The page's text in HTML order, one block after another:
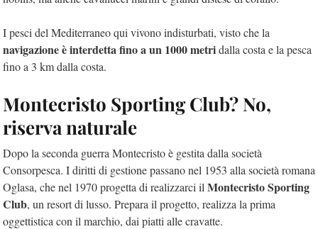
I pesci del Mediterraneo qui vivono indisturbati, visto che la
navigazione è interdetta fino a un 1000 metridalla costa e la pesca
fino a 3 km dalla costa.
Montecristo Sporting Club? No,
riserva naturale
Dopo la seconda guerra Montecristo è gestita dalla società
Consorpesca. I diritti di gestione passano nel 1953 alla società romana
Oglasa, che nel 1970 progetta di realizzarci il Montecristo Sporting
Club, un resort di lusso. Prepara il progetto, realizza la prima
oggettistica con il marchio, dai piatti alle cravatte.